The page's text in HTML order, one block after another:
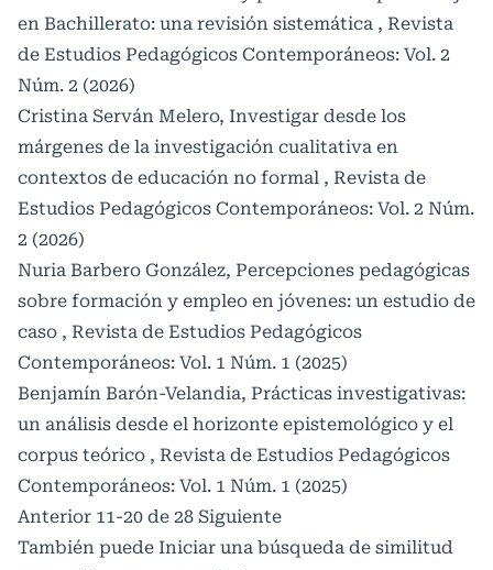
en Bachillerato: una revisión sistemática , Revista
de Estudios Pedagógicos Contemporáneos: Vol. 2
Núm. 2 (2026)
Cristina Serván Melero, Investigar desde los
márgenes de la investigación cualitativa en
contextos de educación no formal , Revista de
Estudios Pedagógicos Contemporáneos: Vol. 2 Núm.
2 (2026)
Nuria Barbero González, Percepciones pedagógicas
sobre formación y empleo en jóvenes: un estudio de
caso , Revista de Estudios Pedagógicos
Contemporáneos: Vol. 1 Núm. 1 (2025)
Benjamín Barón-Velandia, Prácticas investigativas:
un análisis desde el horizonte epistemológico y el
corpus teórico , Revista de Estudios Pedagógicos
Contemporáneos: Vol. 1 Núm. 1 (2025)
Anterior 11-20 de 28 Siguiente
También puede Iniciar una búsqueda de similitud